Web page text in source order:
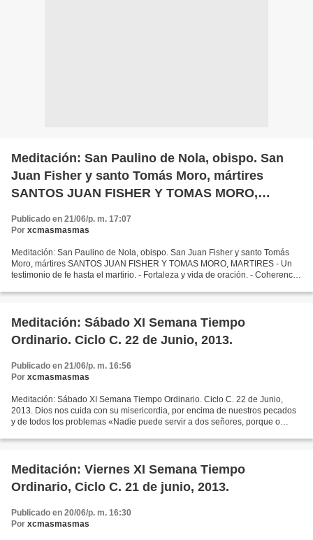
Meditación: San Paulino de Nola, obispo. San
Juan Fisher y santo Tomás Moro, mártires
SANTOS JUAN FISHER Y TOMAS MORO,
Publicado en 21/06/p. m. 17:07
Por xcmasmasmas
Meditación: San Paulino de Nola, obispo. San Juan Fisher y santo Tomás
Moro, mártires SANTOS JUAN FISHER Y TOMAS MORO, MARTIRES - Un
testimonio de fe hasta el martirio. - Fortaleza y vida de oración. - Coherencia
Meditación: Sábado XI Semana Tiempo
Ordinario. Ciclo C. 22 de Junio, 2013.
Publicado en 21/06/p. m. 16:56
Por xcmasmasmas
Meditación: Sábado XI Semana Tiempo Ordinario. Ciclo C. 22 de Junio,
2013. Dios nos cuida con su misericordia, por encima de nuestros pecados
y de todos los problemas «Nadie puede servir a dos señores, porque o
Meditación: Viernes XI Semana Tiempo
Ordinario, Ciclo C. 21 de junio, 2013.
Publicado en 20/06/p. m. 16:30
Por xcmasmasmas